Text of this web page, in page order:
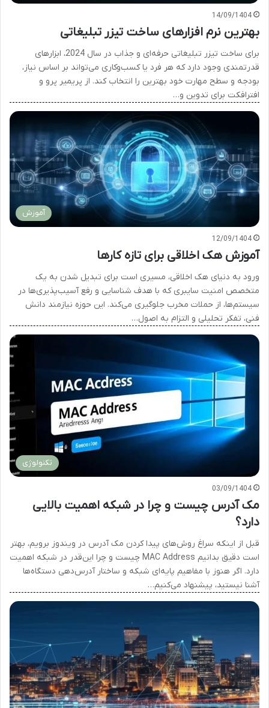
14/09/1404
بهترین نرم افزارهای ساخت تیزر تبلیغاتی
برای ساخت تیزر تبلیغاتی حرفه‌ای و جذاب در سال 2024، ابزارهای
قدرتمندی وجود دارد که هر فرد یا کسب‌وکاری می‌تواند بر اساس نیاز،
بودجه و سطح مهارت خود بهترین را انتخاب کند. از پریمیر پرو و
افترافکت برای تدوین و…
آموزش
12/09/1404
آموزش هک اخلاقی برای تازه کارها
ورود به دنیای هک اخلاقی، مسیری است برای تبدیل شدن به یک
متخصص امنیت سایبری که با هدف شناسایی و رفع آسیب‌پذیری‌ها در
سیستم‌ها، از حملات مخرب جلوگیری می‌کند. این حوزه نیازمند دانش
فنی، تفکر تحلیلی و التزام به اصول…
تکنولوژی
03/09/1404
مک آدرس چیست و چرا در شبکه اهمیت بالایی
دارد؟
قبل از اینکه سراغ روش‌های پیدا کردن مک آدرس در ویندوز برویم، بهتر
است دقیق بدانیم MAC Address چیست و چرا این‌قدر در شبکه اهمیت
دارد. اگر هنوز با مفاهیم پایه‌ای شبکه و ساختار آدرس‌دهی دستگاه‌ها
آشنا نیستید، پیشنهاد می‌کنیم…